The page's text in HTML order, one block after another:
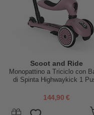
Scoot and Ride
Monopattino a Triciclo con
di Spinta Highwaykick 1
144,90 €